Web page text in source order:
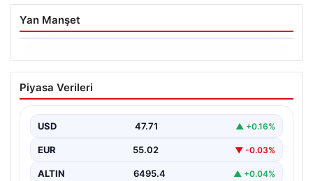
Yan Manşet
06.08.2026
Ertuğrul Özkök ifade verdi. “Aklımın
ucundan bile geçmez”
Piyasa Verileri
USD 47.71 ▲ +0.16%
EUR 55.02 ▼ -0.03%
ALTIN 6495.4 ▲ +0.04%